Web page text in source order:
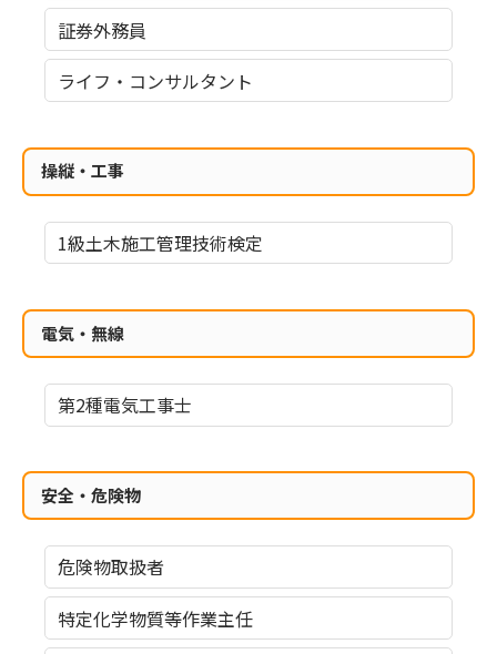
証券外務員
ライフ・コンサルタント
操縦・工事
1級土木施工管理技術検定
電気・無線
第2種電気工事士
安全・危険物
危険物取扱者
特定化学物質等作業主任